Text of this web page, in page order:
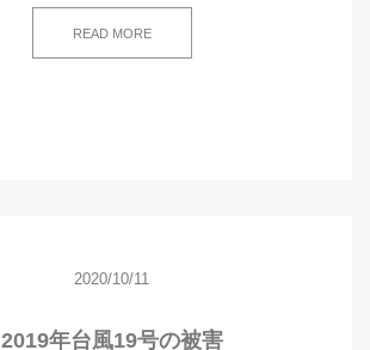
READ MORE
2020/10/11
2019年台風19号の被害